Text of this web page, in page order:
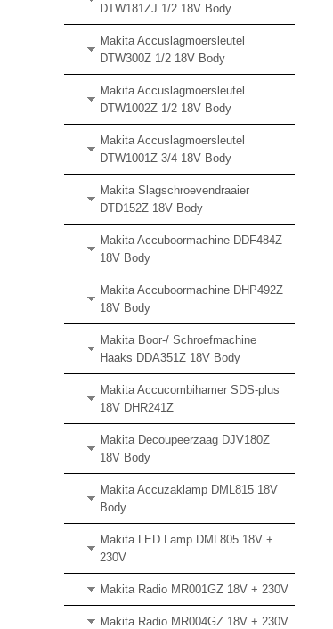
DTW181ZJ 1/2 18V Body
Makita Accuslagmoersleutel
DTW300Z 1/2 18V Body
Makita Accuslagmoersleutel
DTW1002Z 1/2 18V Body
Makita Accuslagmoersleutel
DTW1001Z 3/4 18V Body
Makita Slagschroevendraaier
DTD152Z 18V Body
Makita Accuboormachine DDF484Z
18V Body
Makita Accuboormachine DHP492Z
18V Body
Makita Boor-/ Schroefmachine
Haaks DDA351Z 18V Body
Makita Accucombihamer SDS-plus
18V DHR241Z
Makita Decoupeerzaag DJV180Z
18V Body
Makita Accuzaklamp DML815 18V
Body
Makita LED Lamp DML805 18V +
230V
Makita Radio MR001GZ 18V + 230V
Makita Radio MR004GZ 18V + 230V